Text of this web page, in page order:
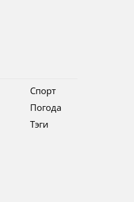
Спорт
Погода
Тэги